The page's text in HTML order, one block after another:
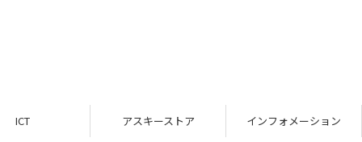
アスキーストア インフォメーション TOP